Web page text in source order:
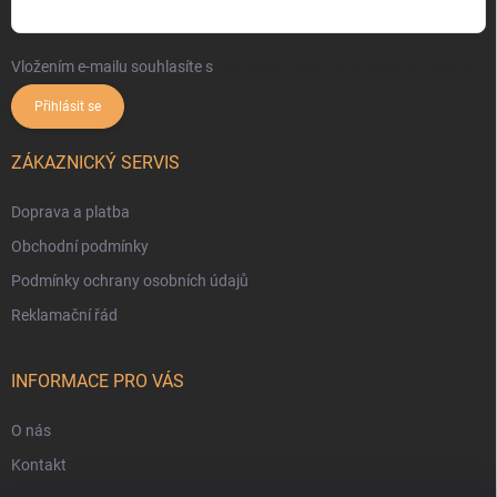
Vložením e-mailu souhlasíte s
Přihlásit se
ZÁKAZNICKÝ SERVIS
Doprava a platba
Obchodní podmínky
Podmínky ochrany osobních údajů
Reklamační řád
INFORMACE PRO VÁS
O nás
Kontakt